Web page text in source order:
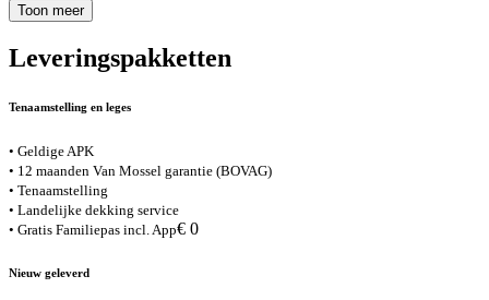
Toon meer
Leveringspakketten
Tenaamstelling en leges
• Geldige APK
• 12 maanden Van Mossel garantie (BOVAG)
• Tenaamstelling
• Landelijke dekking service
• Gratis Familiepas incl. App€ 0
Nieuw geleverd